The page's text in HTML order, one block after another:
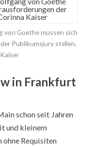
von Goethe müssen sich
Publikumsjury stellen.
in Frankfurt
schon seit Jahren
und kleinem
ohne Requisiten